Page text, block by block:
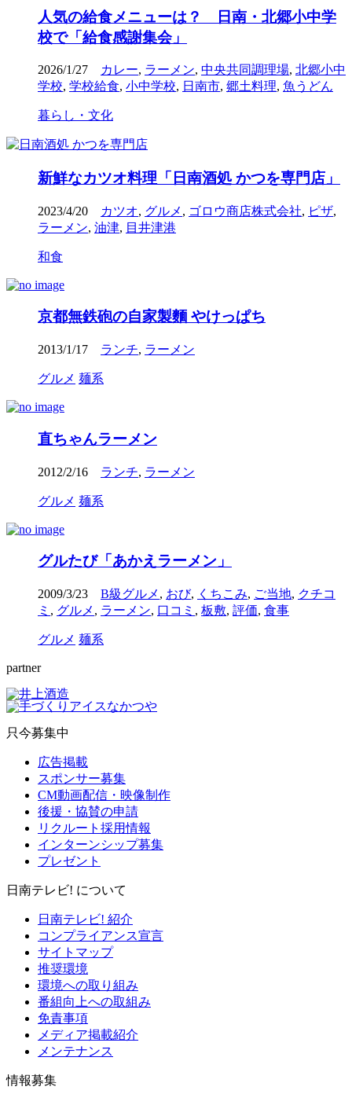
人気の給食メニューは？ 日南・北郷小中学
校で「給食感謝集会」
2026/1/27 カレー, ラーメン, 中央共同調理場, 北郷小中
学校, 学校給食, 小中学校, 日南市, 郷土料理, 魚うどん
暮らし・文化
新鮮なカツオ料理「日南酒処 かつを専門店」
2023/4/20 カツオ, グルメ , ゴロウ商店株式会社, ピザ,
ラーメン, 油津, 目井津港
和食
京都無鉄砲の自家製麵 やけっぱち
2013/1/17 ランチ, ラーメン
グルメ 麺系
直ちゃんラーメン
2012/2/16 ランチ, ラーメン
グルメ 麺系
グルたび「あかえラーメン」
2009/3/23 B級グルメ , おび, くちこみ, ご当地, クチコ
ミ , グルメ , ラーメン, 口コミ , 板敷, 評価, 食事
グルメ 麺系
partner
只今募集中
広告掲載
スポンサー募集
CM動画配信・映像制作
後援・協賛の申請
リクルート採用情報
インターンシップ募集
プレゼント
日南テレビ! について
日南テレビ! 紹介
コンプライアンス宣言
サイトマップ
推奨環境
環境への取り組み
番組向上への取組み
免責事項
メディア掲載紹介
メンテナンス
情報募集